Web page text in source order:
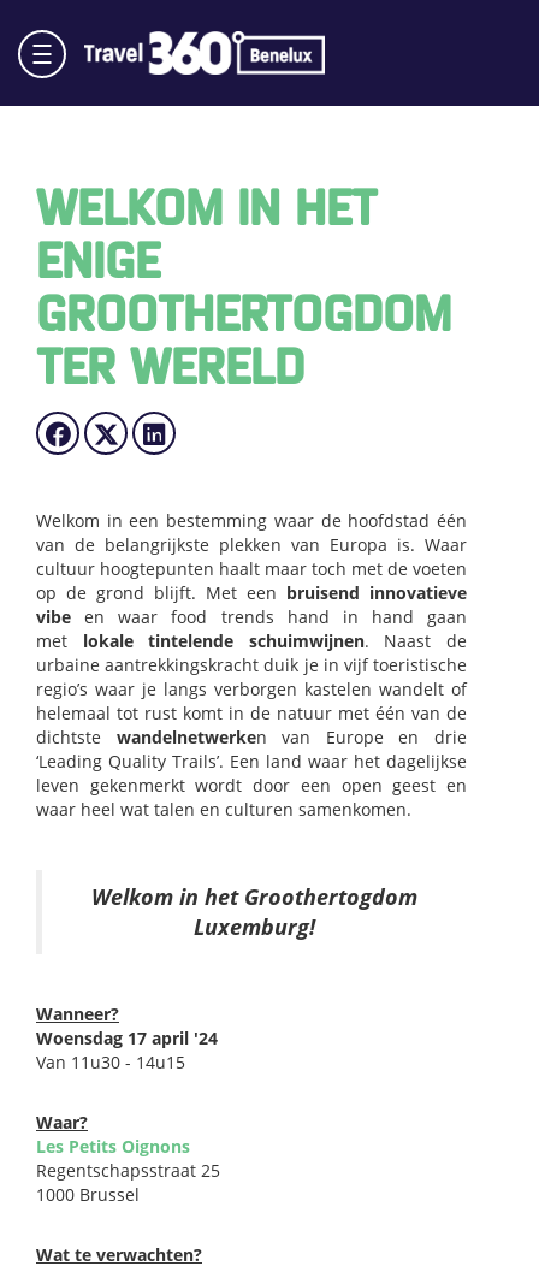
WELKOM IN HET
ENIGE
GROOTHERTOGDOM
TER WERELD
Welkom in een bestemming waar de hoofdstad één
van de belangrijkste plekken van Europa is. Waar
cultuur hoogtepunten haalt maar toch met de voeten
op de grond blijft. Met een bruisend innovatieve
vibe en waar food trends hand in hand gaan
met lokale tintelende schuimwijnen. Naast de
urbaine aantrekkingskracht duik je in vijf toeristische
regio’s waar je langs verborgen kastelen wandelt of
helemaal tot rust komt in de natuur met één van de
dichtste wandelnetwerken van Europe en drie
‘Leading Quality Trails’. Een land waar het dagelijkse
leven gekenmerkt wordt door een open geest en
waar heel wat talen en culturen samenkomen.
Welkom in het Groothertogdom
Luxemburg!
Wanneer?
Woensdag 17 april '24
Van 11u30 - 14u15
Waar?
Les Petits Oignons
Regentschapsstraat 25
1000 Brussel
Wat te verwachten?